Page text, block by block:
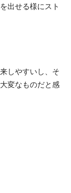
出せる様にスト
しやすいし、そ
変なものだと感